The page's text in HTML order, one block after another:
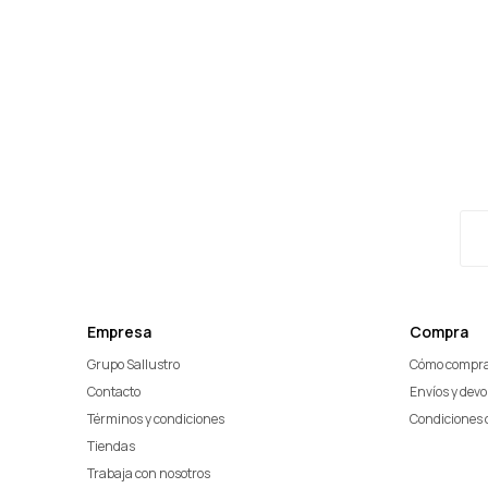
Empresa
Grupo Sallustro
Contacto
Términos y condiciones
Tiendas
Trabaja con nosotros
Compra
Cómo
Envíos y
Condiciones